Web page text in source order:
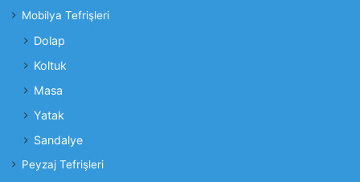
Mobilya Tefrişleri
Dolap
Koltuk
Masa
Yatak
Sandalye
Peyzaj Tefrişleri